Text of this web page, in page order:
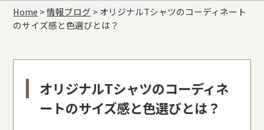
Home >情報ブログ > オリジナルTシャツのコーディネート
のサイズ感と色選びとは？
オリジナルTシャツのコーディネ
ートのサイズ感と色選びとは？